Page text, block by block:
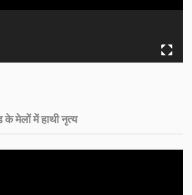
मेलों में हाथी नृत्य